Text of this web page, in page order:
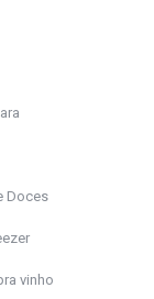
Doces
vinho